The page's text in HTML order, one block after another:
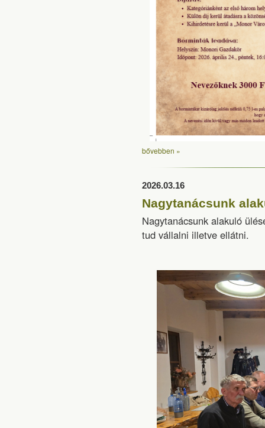
bővebben »
2026.03.16
Nagytanácsunk
Nagytanácsunk alakuló
tud vállalni illetve ellátni.